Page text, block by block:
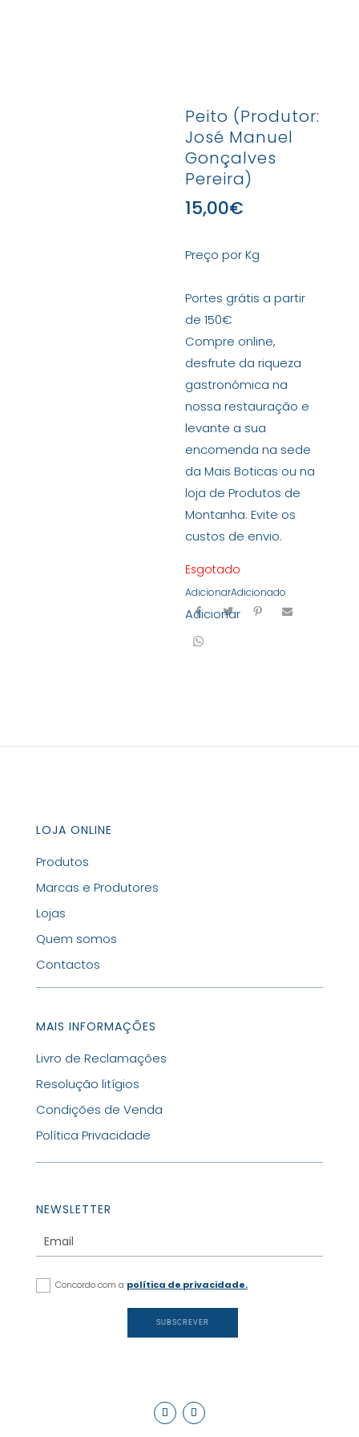
Peito (Produtor:
José Manuel
Gonçalves
Pereira)
15,00€
Preço por Kg
Portes grátis a partir
de 150€
Compre online,
desfrute da riqueza
gastronómica na
nossa restauração e
levante a sua
encomenda na sede
da Mais Boticas ou na
loja de Produtos de
Montanha. Evite os
custos de envio.
Esgotado
AdicionarAdicionado
Adicionar
LOJA ONLINE
Produtos
Marcas e Produtores
Lojas
Quem somos
Contactos
MAIS INFORMAÇÕES
Livro de Reclamações
Resolução litígios
Condições de Venda
Política Privacidade
NEWSLETTER
Concordo com a política de privacidade.
SUBSCREVER